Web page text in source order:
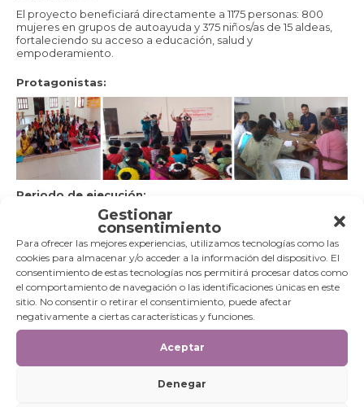
Gestionar
consentimiento
Para ofrecer las mejores experiencias, utilizamos tecnologías como las
cookies para almacenar y/o acceder a la información del dispositivo. El
consentimiento de estas tecnologías nos permitirá procesar datos como
el comportamiento de navegación o las identificaciones únicas en este
sitio. No consentir o retirar el consentimiento, puede afectar
negativamente a ciertas características y funciones.
Aceptar
Denegar
El proyecto beneficiará directamente a 1175 personas: 800
mujeres en grupos de autoayuda y 375 niños/as de 15 aldeas,
fortaleciendo su acceso a educación, salud y
empoderamiento.
Protagonistas:
Periodo de ejecución:
El proyecto tiene como objetivo la construcción de una sala
de usos múltiples y un albergue para niñas y jóvenes
pertenecientes a comunidades tribales marginadas,
principalmente Santhals, en el distrito de Bokaro, Jharkhand
(India). Esta iniciativa forma parte del trabajo que Asha Seva
Kendra (ASK) lleva desarrollando desde hace más de 50 años
en salud, educación y empoderamiento comunitario.
El edificio propuesto contará con planta baja para la sala, aulas
de formación y oficinas, y un primer piso para el albergue,
incluyendo habitaciones para estudiantes, personal de apoyo